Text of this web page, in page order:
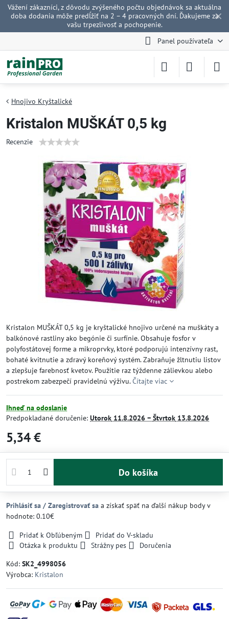
✕
Vážení zákazníci, z dôvodu zvýšeného počtu objednávok sa aktuálna
doba dodania môže predĺžiť na 2 – 4 pracovných dní. Ďakujeme za
vašu trpezlivosť a pochopenie.
Panel používateľa
Hnojivo Kryštalické
Kristalon MUŠKÁT 0,5 kg
Recenzie
Kristalon MUŠKÁT 0,5 kg je kryštalické hnojivo určené na muškáty a
balkónové rastliny ako begónie či surfínie. Obsahuje fosfor v
polyfostátovej forme a mikroprvky, ktoré podporujú intenzívny rast,
bohaté kvitnutie a zdravý koreňový systém. Zabraňuje žltnutiu listov
a zlepšuje farebnosť kvetov. Použitie raz týždenne zálievkou alebo
postrekom zabezpečí pravidelnú výživu.Čítajte viac
Ihneď na odoslanie
Predpokladané doručenie: Utorok 11.8.2026 − Štvrtok 13.8.2026
5,34 €
Do košíka
Prihlásiť sa / Zaregistrovať sa a získať späť na ďalší nákup body v
hodnote: 0.10€
Pridať k Obľúbeným
Pridať do V-skladu
Otázka k produktu
Strážny pes
Doručenia
Kód: SK2_4998056
Výrobca: Kristalon